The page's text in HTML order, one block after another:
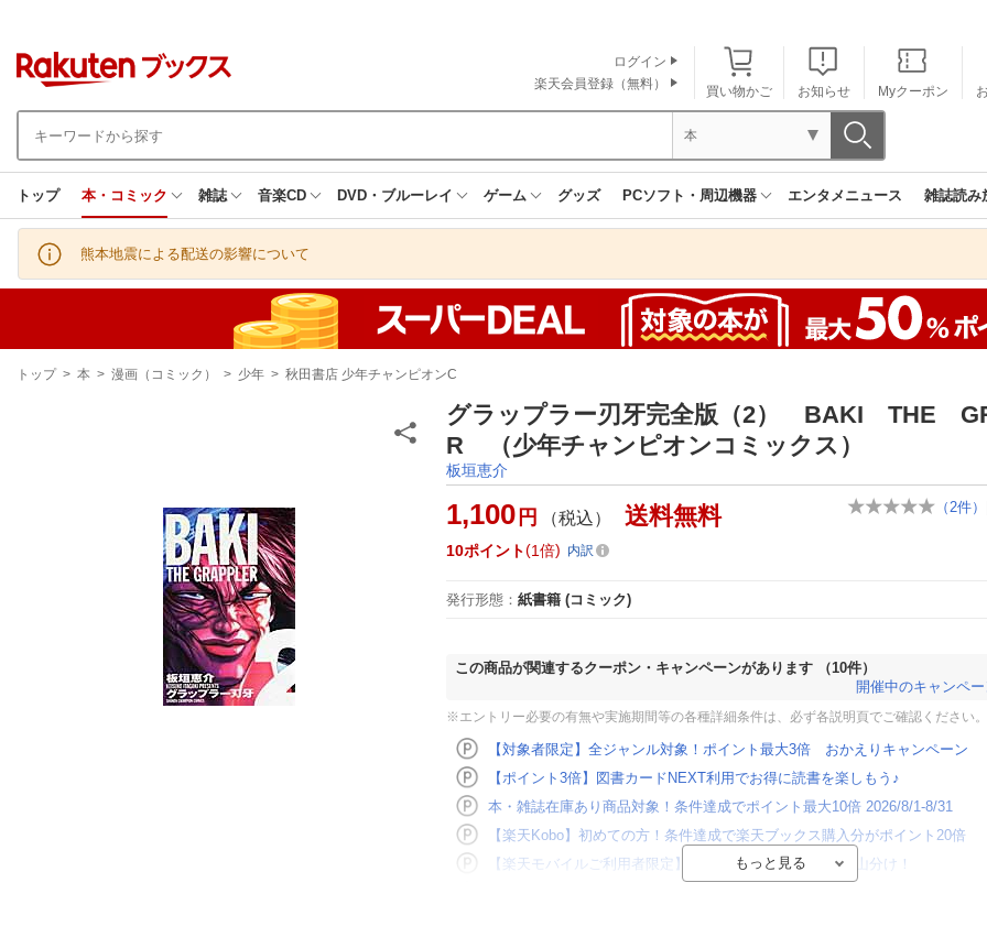
買い物かご お知らせ Myクーポン
ログイン
楽天会員登録（無料）
本
トップ 本・コミック 雑誌 音楽CD DVD・ブルーレイ ゲーム グッズ PCソフト・周辺機器 エンタメニュース 雑誌読み
熊本地震による配送の影響について
現
トップ > 本 > 漫画（コミック） > 少年 > 秋田書店 少年チャンピオンC
グラップラー刃牙完全版（2） BAKI THE
R （少年チャンピオンコミックス）
板垣恵介
（2件）
1,100 円 （税込） 送料無料
10ポイント 1倍 内訳
発行形態 ： 紙書籍 (コミック)
この商品が関連するクーポン・キャンペーンがあります
（10件）
開催中のキャンペ
※エントリー必要の有無や実施期間等の各種詳細条件は、必ず各説明頁でご確認ください。
【対象者限定】全ジャンル対象！ポイント最大3倍 おかえりキャンペーン
【ポイント3倍】図書カードNEXT利用でお得に読書を楽しもう♪
本・雑誌在庫あり商品対象！条件達成でポイント最大10倍 2026/8/1-8/31
【楽天Kobo】初めての方！条件達成で楽天ブックス購入分がポイント20倍
【楽天モバイルご利用者限定】条件達成で100万ポイント山分け！